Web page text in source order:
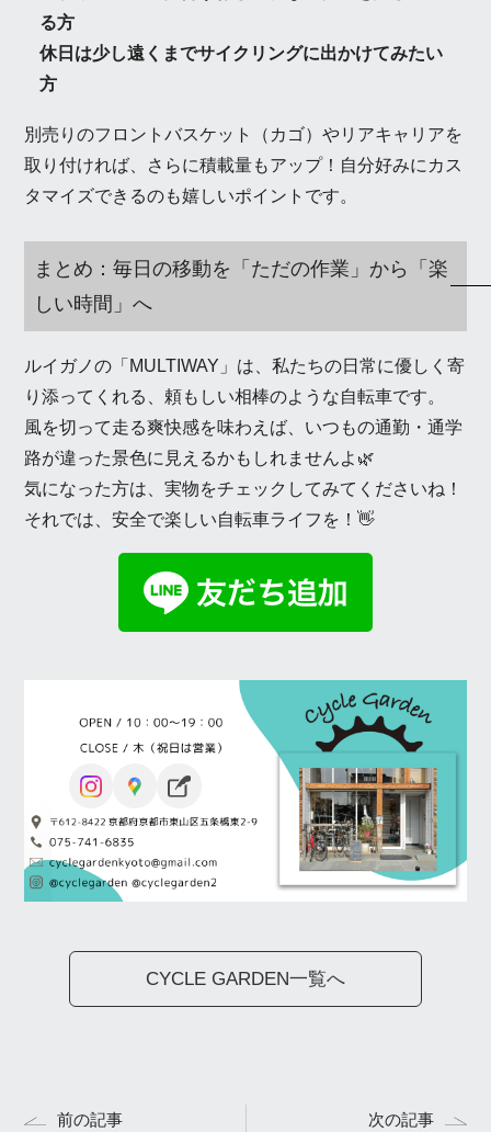
る方
休日は少し遠くまでサイクリングに出かけてみたい
方
別売りのフロントバスケット（カゴ）やリアキャリアを
取り付ければ、さらに積載量もアップ！自分好みにカス
タマイズできるのも嬉しいポイントです。
まとめ：毎日の移動を「ただの作業」から「楽
しい時間」へ
ルイガノの「MULTIWAY」は、私たちの日常に優しく寄
り添ってくれる、頼もしい相棒のような自転車です。
風を切って走る爽快感を味わえば、いつもの通勤・通学
路が違った景色に見えるかもしれませんよ🌿
気になった方は、実物をチェックしてみてくださいね！
それでは、安全で楽しい自転車ライフを！👋
CYCLE GARDEN一覧へ
前の記事 次の記事